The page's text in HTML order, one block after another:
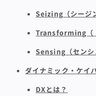
Seizing（シージ
Transforming（
Sensing（センシ
ダイナミック・ケイ
DXとは？